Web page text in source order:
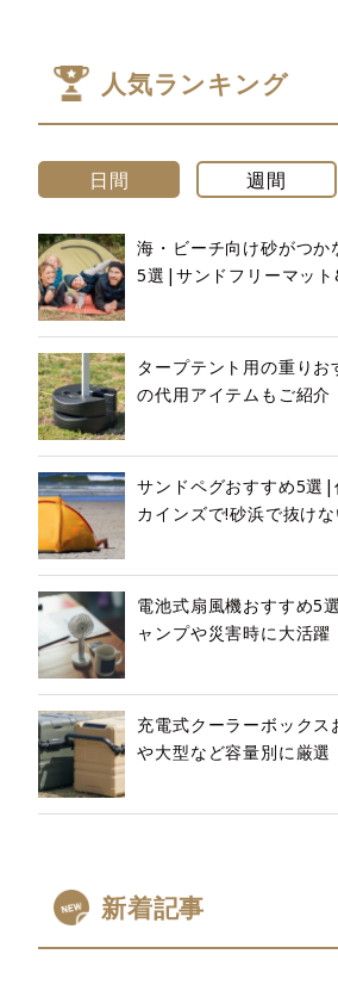
人気ランキング
日間 週間
海・ビーチ向け砂がつか
5選|サンドフリーマッ
タープテント用の重り
の代用アイテムもご紹介
サンドペグおすすめ5選|
カインズで!砂浜で抜け
電池式扇風機おすすめ5
ャンプや災害時に大活躍
充電式クーラーボックス
や大型など容量別に厳選
新着記事